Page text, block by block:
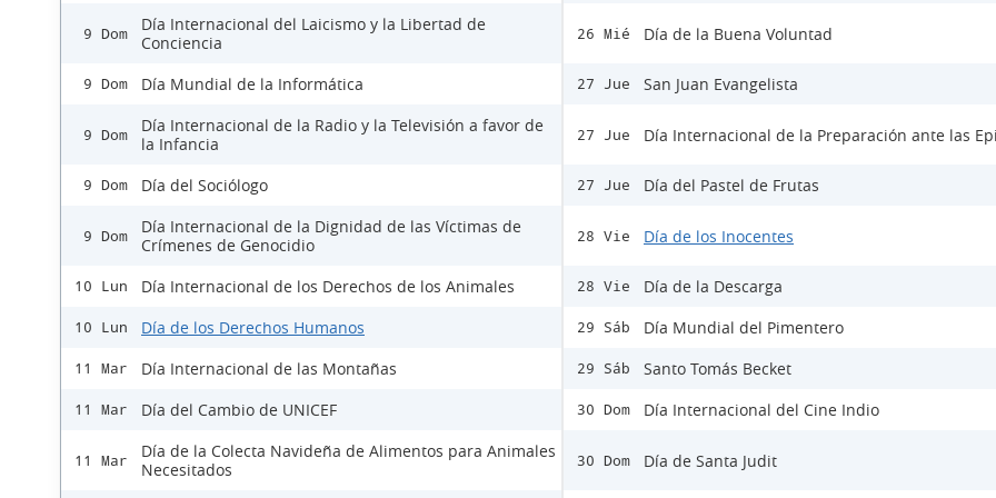
9 Dom
Día Internacional del Laicismo y la Libertad de
Conciencia
9 Dom Día Mundial de la Informática
9 Dom
Día Internacional de la Radio y la Televisión a favor de
la Infancia
9 Dom Día del Sociólogo
9 Dom
Día Internacional de la Dignidad de las Víctimas de
Crímenes de Genocidio
10 Lun Día Internacional de los Derechos de los Animales
10 Lun Día de los Derechos Humanos
11 Mar Día Internacional de las Montañas
11 Mar Día del Cambio de UNICEF
11 Mar
Día de la Colecta Navideña de Alimentos para Animales
Necesitados
26 Mié Día de la Buena Voluntad
27 Jue San Juan Evangelista
27 Jue Día Internacional de la Preparación ante las
27 Jue Día del Pastel de Frutas
28 Vie Día de los Inocentes
28 Vie Día de la Descarga
29 Sáb Día Mundial del Pimentero
29 Sáb Santo Tomás Becket
30 Dom Día Internacional del Cine Indio
30 Dom Día de Santa Judit